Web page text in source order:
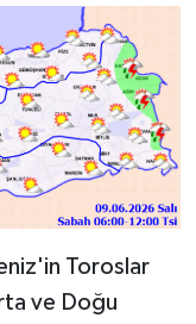
Toroslar
ve Doğu